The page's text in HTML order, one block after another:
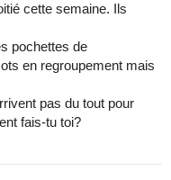
cette semaine. Ils
pochettes de
en regroupement mais
pas du tout pour
fais-tu toi?